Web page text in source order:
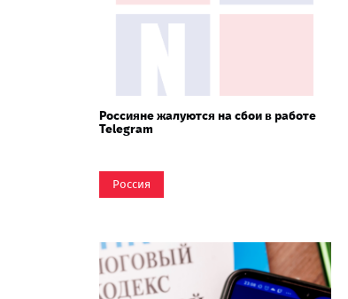
Россияне жалуются на сбои в работе
Telegram
Россия